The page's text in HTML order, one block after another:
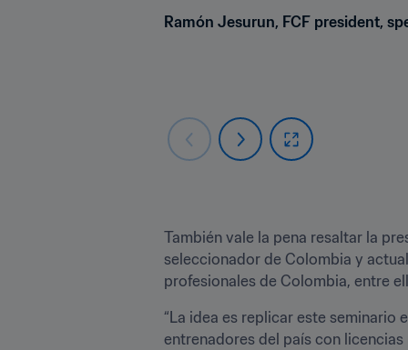
Ramón Jesurun, FCF president,
También vale la pena resaltar la
seleccionador de Colombia y
profesionales de Colombia, entre
“La idea es replicar este
entrenadores del país con